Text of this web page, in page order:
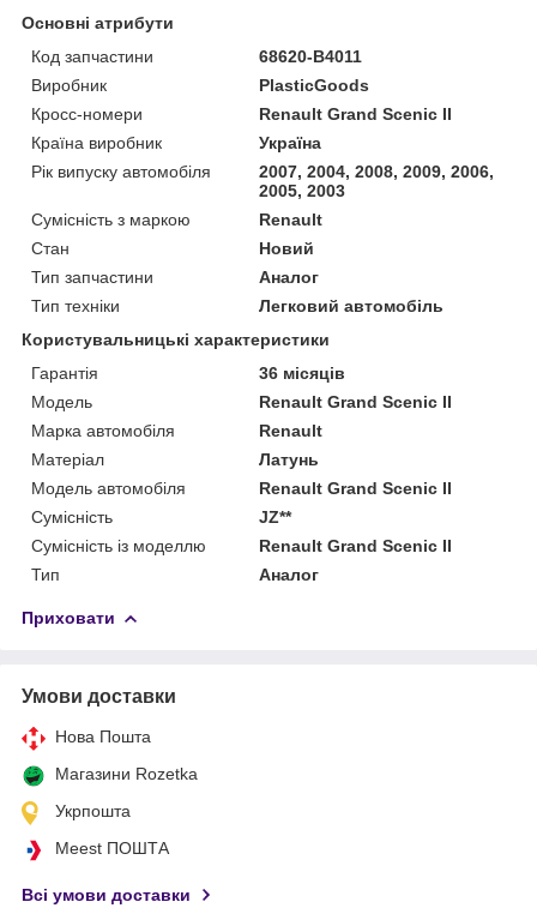
Основні атрибути
Код запчастини
68620-B4011
Виробник
PlasticGoods
Кросс-номери
Renault Grand Scenic II
Країна виробник
Україна
Рік випуску автомобіля
2007, 2004, 2008, 2009, 2006,
2005, 2003
Сумісність з маркою
Renault
Стан
Новий
Тип запчастини
Аналог
Тип техніки
Легковий автомобіль
Користувальницькі характеристики
Гарантія
36 місяців
Мoдель
Renault Grand Scenic II
Марка автомобіля
Renault
Матеріал
Латунь
Модель автомобіля
Renault Grand Scenic II
Сумісність
JZ**
Сумісність із моделлю
Renault Grand Scenic II
Тип
Аналог
Приховати
Умови доставки
Нова Пошта
Магазини Rozetka
Укрпошта
Meest ПОШТА
Всі умови доставки